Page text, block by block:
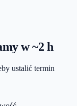
w ~2 h
ustalić termin